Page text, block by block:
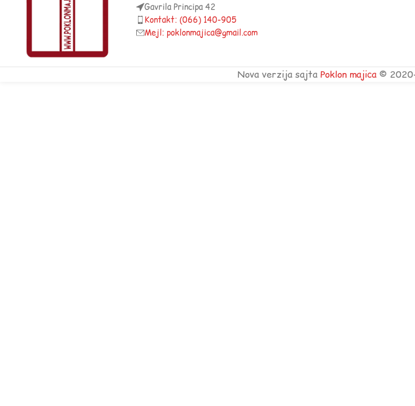
Gavrila Principa 42
Kontakt: (066) 140-905
Mejl: poklonmajica@gmail.com
Nova verzija sajta Poklon majica ©